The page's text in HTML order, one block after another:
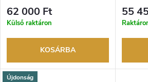
visszaküldési lehetőség. Hivatalos
márkakereskedő.
62 000 Ft
Külső raktáron
KOSÁRBA
55
Újdonság